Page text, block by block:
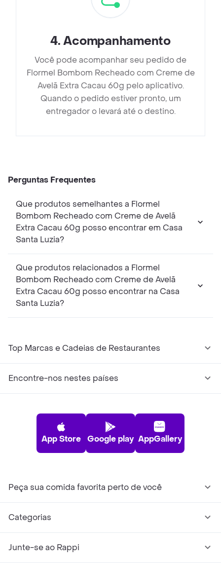
4.Acompanhamento
Você pode acompanhar seu pedido de
Flormel Bombom Recheado com Creme de
Avelã Extra Cacau 60g pelo aplicativo.
Quando o pedido estiver pronto, um
entregador o levará até o destino.
Perguntas Frequentes
Que produtos semelhantes a Flormel
Bombom Recheado com Creme de Avelã
Extra Cacau 60g posso encontrar em Casa
Santa Luzia?
Que produtos relacionados a Flormel
Bombom Recheado com Creme de Avelã
Extra Cacau 60g posso encontrar na Casa
Santa Luzia?
Top Marcas e Cadeias de Restaurantes
Encontre-nos nestes países
App Store Google play AppGallery
Peça sua comida favorita perto de você
Categorias
Junte-se ao Rappi